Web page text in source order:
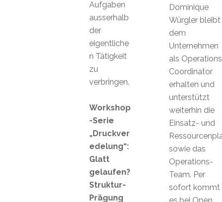
Dominique
Würgler bleibt
dem
Unternehmen
als Operations
Coordinator
erhalten und
unterstützt
weiterhin die
Einsatz- und
sowie das
Operations-
Team. Per
sofort kommt
Aufgaben
ausserhalb
der
eigentliche
n Tätigkeit
zu
verbringen.
Workshop
-Serie
„Druckver
edelung“:
Glatt
gelaufen?
Struktur-
Prägung